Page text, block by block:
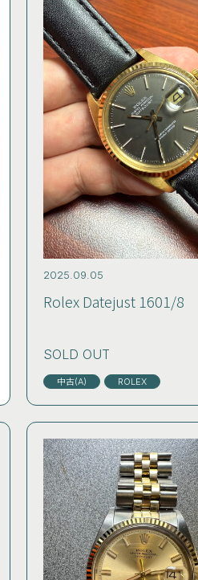
2025.09.05
Rolex Datejust 1601/8
SOLD OUT
中古(A) ROLEX